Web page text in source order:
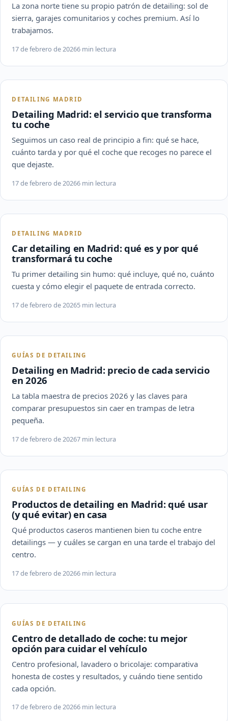
La zona norte tiene su propio patrón de detailing: sol de
sierra, garajes comunitarios y coches premium. Así lo
trabajamos.
17 de febrero de 20266 min lectura
DETAILING MADRID
Detailing Madrid: el servicio que transforma
tu coche
Seguimos un caso real de principio a fin: qué se hace,
cuánto tarda y por qué el coche que recoges no parece el
que dejaste.
17 de febrero de 20266 min lectura
DETAILING MADRID
Car detailing en Madrid: qué es y por qué
transformará tu coche
Tu primer detailing sin humo: qué incluye, qué no, cuánto
cuesta y cómo elegir el paquete de entrada correcto.
17 de febrero de 20265 min lectura
GUÍAS DE DETAILING
Detailing en Madrid: precio de cada servicio
en 2026
La tabla maestra de precios 2026 y las claves para
comparar presupuestos sin caer en trampas de letra
pequeña.
17 de febrero de 20267 min lectura
GUÍAS DE DETAILING
Productos de detailing en Madrid: qué usar
(y qué evitar) en casa
Qué productos caseros mantienen bien tu coche entre
detailings — y cuáles se cargan en una tarde el trabajo del
centro.
17 de febrero de 20266 min lectura
GUÍAS DE DETAILING
Centro de detallado de coche: tu mejor
opción para cuidar el vehículo
Centro profesional, lavadero o bricolaje: comparativa
honesta de costes y resultados, y cuándo tiene sentido
cada opción.
17 de febrero de 20266 min lectura